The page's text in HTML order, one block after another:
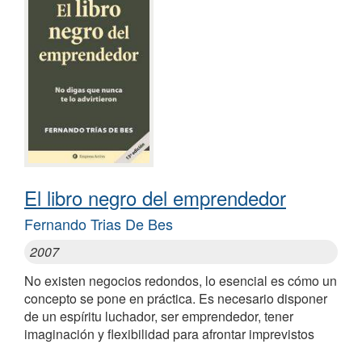
El libro negro del emprendedor
Fernando Trias De Bes
2007
No existen negocios redondos, lo esencial es cómo un
concepto se pone en práctica. Es necesario disponer
de un espíritu luchador, ser emprendedor, tener
imaginación y flexibilidad para afrontar imprevistos